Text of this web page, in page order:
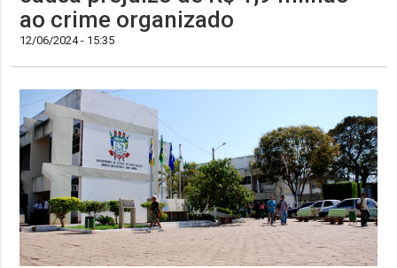
ao crime organizado
12/06/2024 - 15:35